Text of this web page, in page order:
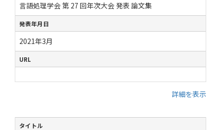
言語処理学会 第 27 回年次大会 発表 論文集
発表年月日
2021年3月
URL
詳細を表示
タイトル